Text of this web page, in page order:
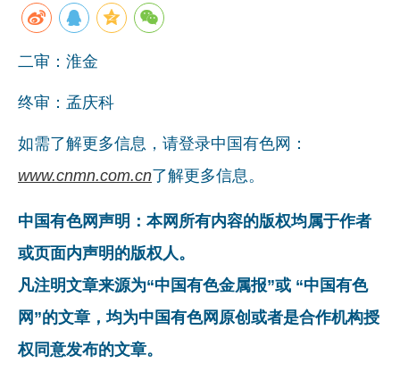
《资源再生》杂志
行情报价
数字报
二审：淮金
终审：孟庆科
如需了解更多信息，请登录中国有色网：
www.cnmn.com.cn了解更多信息。
中国有色网声明：本网所有内容的版权均属于作者
或页面内声明的版权人。
凡注明文章来源为“中国有色金属报”或 “中国有色
网”的文章，均为中国有色网原创或者是合作机构授
权同意发布的文章。